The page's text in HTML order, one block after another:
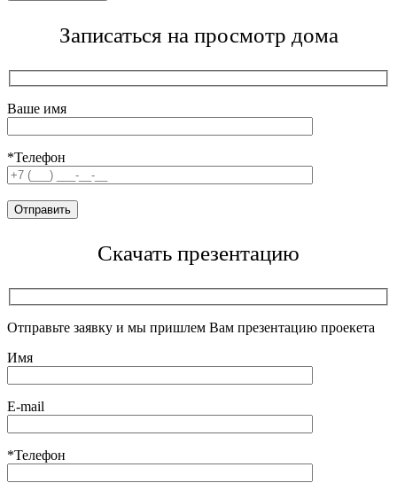
Записаться на просмотр дома
Ваше имя
*Телефон
Скачать презентацию
Отправьте заявку и мы пришлем Вам презентацию проекета
Имя
E-mail
*Телефон